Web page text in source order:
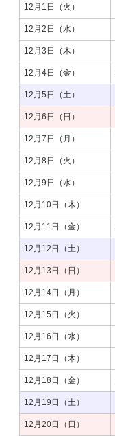
12月1日（火）
12月2日（水）
12月3日（木）
12月4日（金）
12月5日（土）
12月6日（日）
12月7日（月）
12月8日（火）
12月9日（水）
12月10日（木）
12月11日（金）
12月12日（土）
12月13日（日）
12月14日（月）
12月15日（火）
12月16日（水）
12月17日（木）
12月18日（金）
12月19日（土）
12月20日（日）